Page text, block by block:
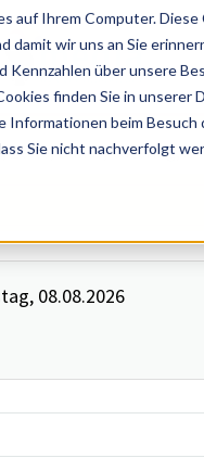
auf Ihrem Computer.
damit wir uns an Sie
Kennzahlen über unsere
finden Sie in unserer
Informationen beim
Sie nicht nachverfolgt
08.08.2026
...